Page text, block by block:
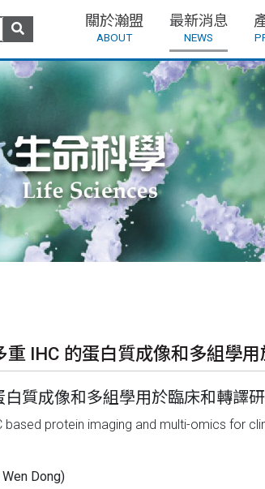
關於瀚盟
ABOUT
最新消息
NEWS
IHC 的蛋白質成像和多組學
質成像和多組學用於臨床和轉譯
protein imaging and multi-omics for
Dong)